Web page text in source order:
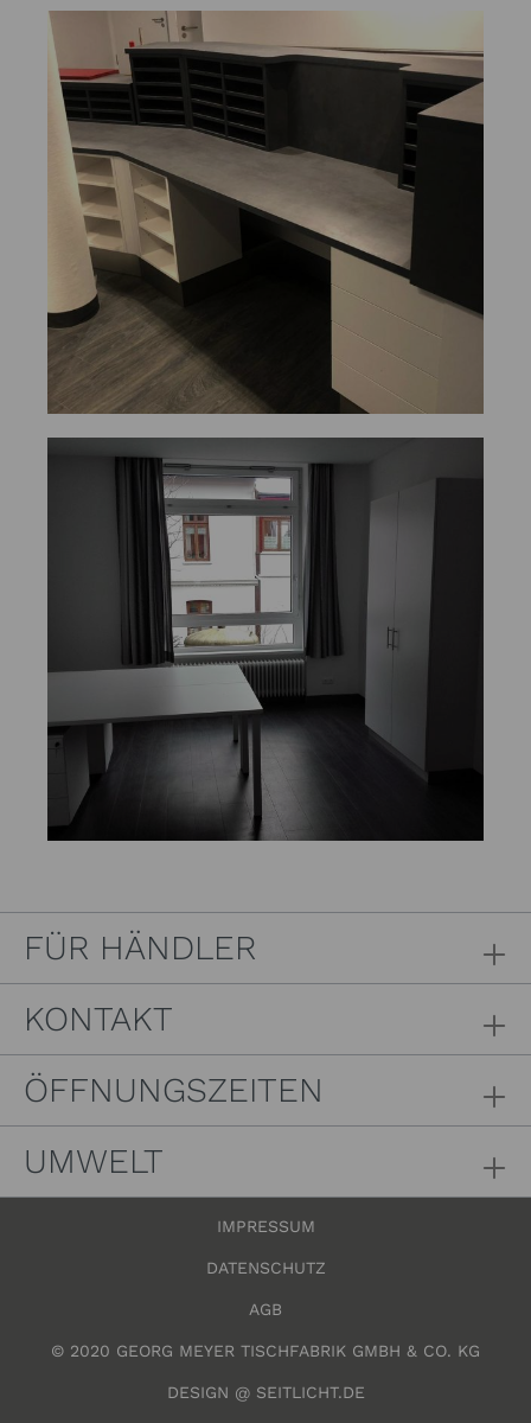
FÜR HÄNDLER
KONTAKT
ÖFFNUNGSZEITEN
UMWELT
IMPRESSUM
DATENSCHUTZ
AGB
© 2020 GEORG MEYER TISCHFABRIK GMBH & CO. KG
DESIGN @ SEITLICHT.DE